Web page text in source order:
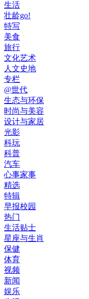
生活
壮龄go!
特写
美食
旅行
文化艺术
人文史地
专栏
@世代
生态与环保
时尚与美容
设计与家居
光影
科玩
科普
汽车
心事家事
精选
特辑
早报校园
热门
生活贴士
星座与生肖
保健
体育
视频
新闻
娱乐